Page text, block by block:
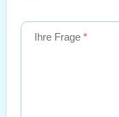
Ihre Frage